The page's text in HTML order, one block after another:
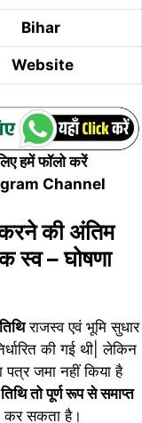
Bihar
Website
हमें फॉलो करें
Channel
की अंतिम
स्व – घोषणा
राजस्व एवं भूमि सुधार
की गई थी| लेकिन
जमा नहीं किया है
तिथि तो पूर्ण रूप से समाप्त
कर सकता है।